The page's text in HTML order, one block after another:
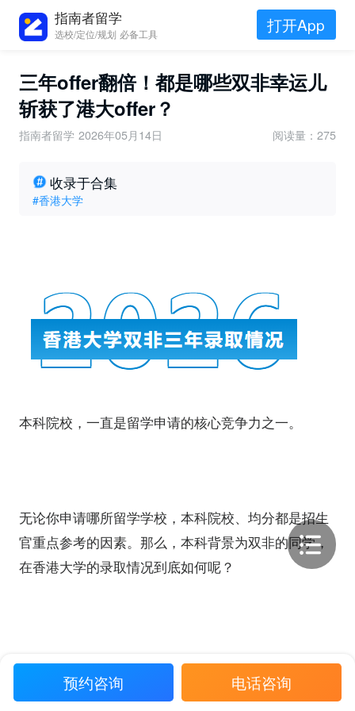
指南者留学
选校/定位/规划 必备工具 打开App
三年offer翻倍！都是哪些双非幸运儿
斩获了港大offer？
指南者留学 2026年05月14日 阅读量：275
收录于合集
#香港大学
本科院校，一直是留学申请的核心竞争力之一。
无论你申请哪所留学学校，本科院校、均分都是招生
官重点参考的因素。那么，本科背景为双非的同学，
在香港大学的录取情况到底如何呢？
指南君第一时间整理了近三年的录取案例，截至数据
统计时（2026年5月14日），在24fall中，指南者留学
预约咨询 电话咨询